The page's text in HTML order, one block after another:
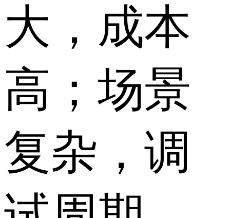
大，成本
高；场景
复杂，调